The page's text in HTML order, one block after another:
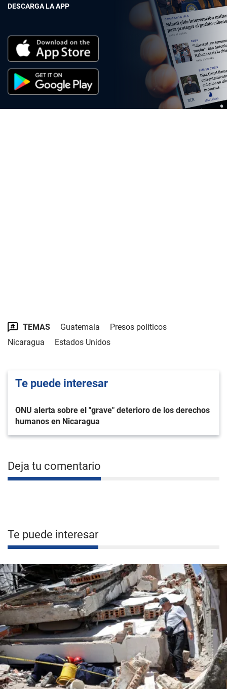
DESCARGA LA APP
TEMAS Guatemala
Presos políticos
Nicaragua
Estados Unidos
Te puede interesar
ONU alerta sobre el "grave" deterioro de los derechos
humanos en Nicaragua
Deja tu comentario
Te puede interesar